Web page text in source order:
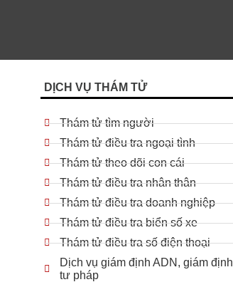
DỊCH VỤ THÁM TỬ
Thám tử tìm người
Thám tử điều tra ngoại tình
Thám tử theo dõi con cái
Thám tử điều tra nhân thân
Thám tử điều tra doanh nghiệp
Thám tử điều tra biển số xe
Thám tử điều tra số điện thoại
Dịch vụ giám định ADN, giám định
tư pháp